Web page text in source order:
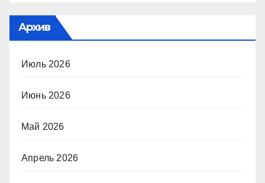
Архив
Июль 2026
Июнь 2026
Май 2026
Апрель 2026